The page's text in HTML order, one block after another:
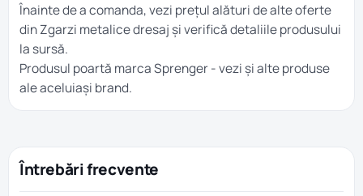
Înainte de a comanda, vezi prețul alături de alte oferte
dinZgarzi metalice dresaj și verifică detaliile produsului
la sursă.
Produsul poartă marcaSprenger- vezi și alte produse
ale aceluiași brand.
Întrebări frecvente